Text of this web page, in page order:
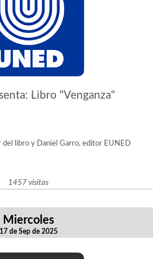
Libro "Venganza"
del libro y Daniel Garro, editor EUNED
1457 visitas
Miercoles
17 de Sep de 2025